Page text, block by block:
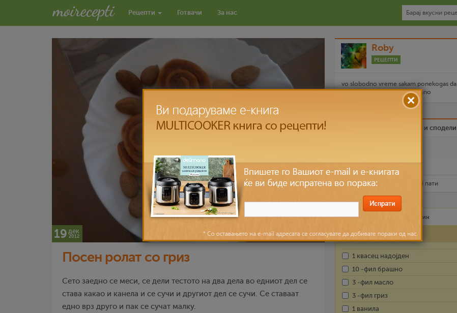
Рецепти Готвачи За нас
19 дек
2012
Посен ролат со гриз
Сето заедно се меси, се дели тестото на два дела во едниот дел се
става какао и канела и се сучи и другиот дел се сучи. Се ставаат
едно врз друго и пак се сучат малку.
Roby
РЕЦЕПТИ
vo slobodno vreme sakam ponekogas da
prigotvam nesto ubavo i vkusno
Биди вистински пријател и сподели
Испечати го рецептот
Рецептот е прочитан 10,194 пати
Лесно 30 мин – 60 мин
Состојки
1 квасец надојден
10 -фил брашно
3 -фил масло
3 -фил гриз
1 ванила